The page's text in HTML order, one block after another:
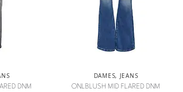
DNM
DAMES, JEANS
ONLBLUSH MID FLARED DNM